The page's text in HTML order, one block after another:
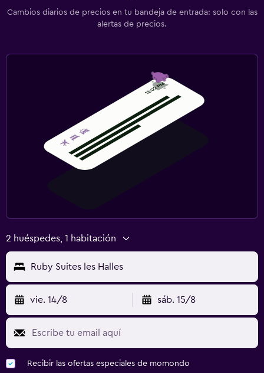
Cambios diarios de precios en tu bandeja de entrada: solo con las
alertas de precios.
2 huéspedes, 1 habitación
Ruby Suites les Halles
vie. 14/8 sáb. 15/8
Recibir las ofertas especiales de momondo